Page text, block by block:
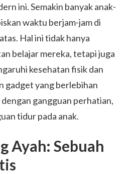
ini. Semakin banyak anak-
waktu berjam-jam di
Hal ini tidak hanya
belajar mereka, tetapi juga
kesehatan fisik dan
gadget yang berlebihan
gangguan perhatian,
tidur pada anak.
Ayah: Sebuah